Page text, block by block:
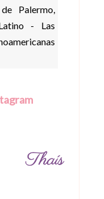
Palermo,
- Las